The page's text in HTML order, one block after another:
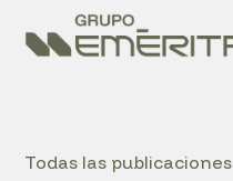
Todas las publicaciones